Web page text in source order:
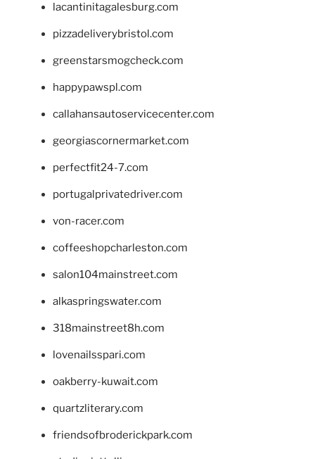
lacantinitagalesburg.com
pizzadeliverybristol.com
greenstarsmogcheck.com
happypawspl.com
callahansautoservicecenter.com
georgiascornermarket.com
perfectfit24-7.com
portugalprivatedriver.com
von-racer.com
coffeeshopcharleston.com
salon104mainstreet.com
alkaspringswater.com
318mainstreet8h.com
lovenailsspari.com
oakberry-kuwait.com
quartzliterary.com
friendsofbroderickpark.com